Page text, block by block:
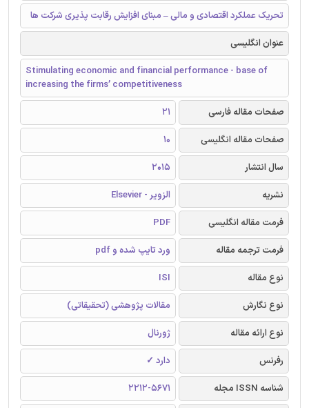
تحریک عملکرد اقتصادی و مالی – مبنای افزایش رقابت پذیری شرکت ها
عنوان انگلیسی
Stimulating economic and financial performance - base of
increasing the firms’ competitiveness
صفحات مقاله فارسی
21
صفحات مقاله انگلیسی
10
سال انتشار
2015
نشریه
الزویر - Elsevier
فرمت مقاله انگلیسی
PDF
فرمت ترجمه مقاله
ورد تایپ شده و pdf
نوع مقاله
ISI
نوع نگارش
مقالات پژوهشی (تحقیقاتی)
نوع ارائه مقاله
ژورنال
رفرنس
دارد ✓
شناسه ISSN مجله
2212-5671